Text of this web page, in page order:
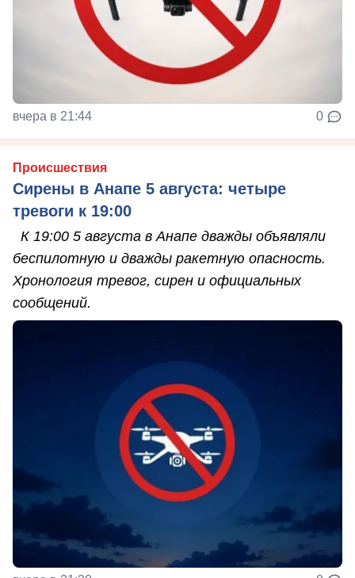
вчера в 21:44 0
Происшествия
Сирены в Анапе 5 августа: четыре
тревоги к 19:00
К 19:00 5 августа в Анапе дважды объявляли
беспилотную и дважды ракетную опасность.
Хронология тревог, сирен и официальных
сообщений.